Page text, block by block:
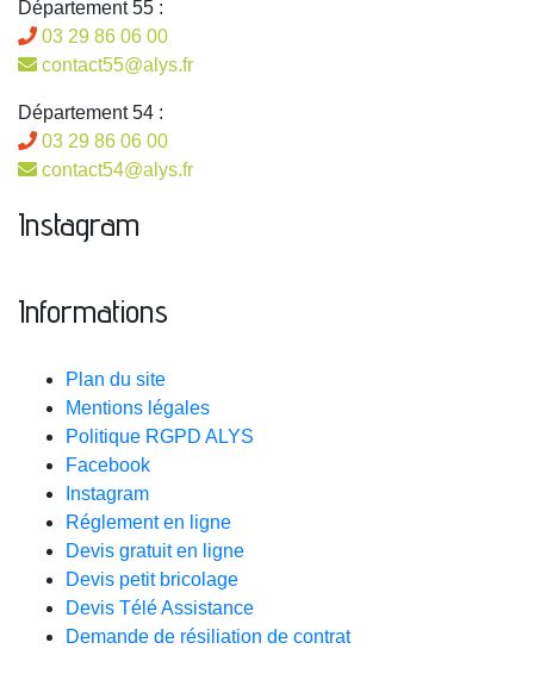
Département 55 :
03 29 86 06 00
contact55@alys.fr
Département 54 :
03 29 86 06 00
contact54@alys.fr
Instagram
Informations
Plan du site
Mentions légales
Politique RGPD ALYS
Facebook
Instagram
Réglement en ligne
Devis gratuit en ligne
Devis petit bricolage
Devis Télé Assistance
Demande de résiliation de contrat